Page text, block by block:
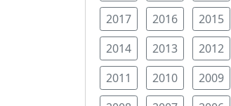
2017
2016
2015
2014
2013
2012
2011
2010
2009